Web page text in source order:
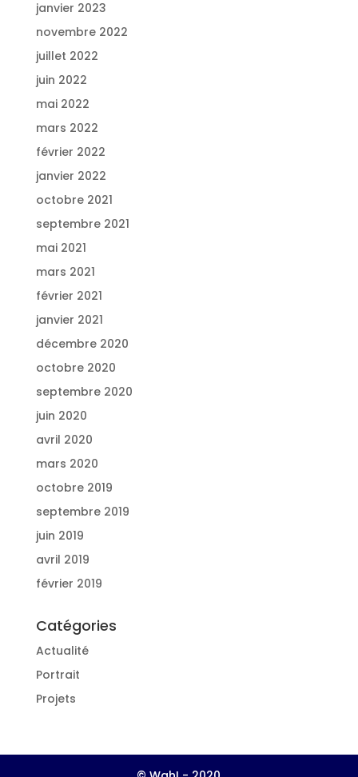
janvier 2023
novembre 2022
juillet 2022
juin 2022
mai 2022
mars 2022
février 2022
janvier 2022
octobre 2021
septembre 2021
mai 2021
mars 2021
février 2021
janvier 2021
décembre 2020
octobre 2020
septembre 2020
juin 2020
avril 2020
mars 2020
octobre 2019
septembre 2019
juin 2019
avril 2019
février 2019
Catégories
Actualité
Portrait
Projets